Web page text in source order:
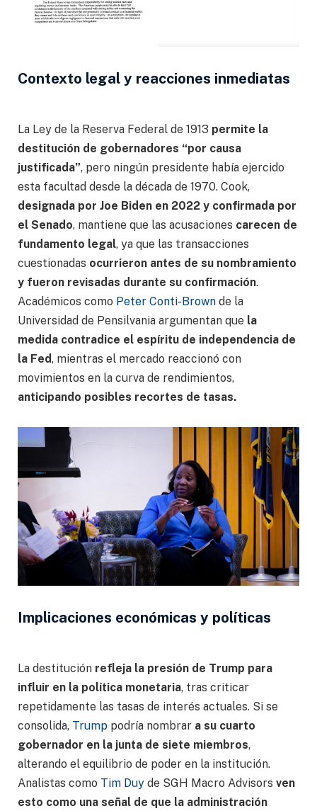
Contexto legal y reacciones inmediatas
La Ley de la Reserva Federal de 1913 permite la
destitución de gobernadores “por causa
justificada”, pero ningún presidente había ejercido
esta facultad desde la década de 1970. Cook,
designada por Joe Biden en 2022 y confirmada por
el Senado, mantiene que las acusaciones carecen de
fundamento legal, ya que las transacciones
cuestionadas ocurrieron antes de su nombramiento
y fueron revisadas durante su confirmación.
Académicos como Peter Conti-Brown de la
Universidad de Pensilvania argumentan que la
medida contradice el espíritu de independencia de
la Fed, mientras el mercado reaccionó con
movimientos en la curva de rendimientos,
anticipando posibles recortes de tasas.
Implicaciones económicas y políticas
La destitución refleja la presión de Trump para
influir en la política monetaria, tras criticar
repetidamente las tasas de interés actuales. Si se
consolida, Trump podría nombrar a su cuarto
gobernador en la junta de siete miembros,
alterando el equilibrio de poder en la institución.
Analistas como Tim Duy de SGH Macro Advisors ven
esto como una señal de que la administración